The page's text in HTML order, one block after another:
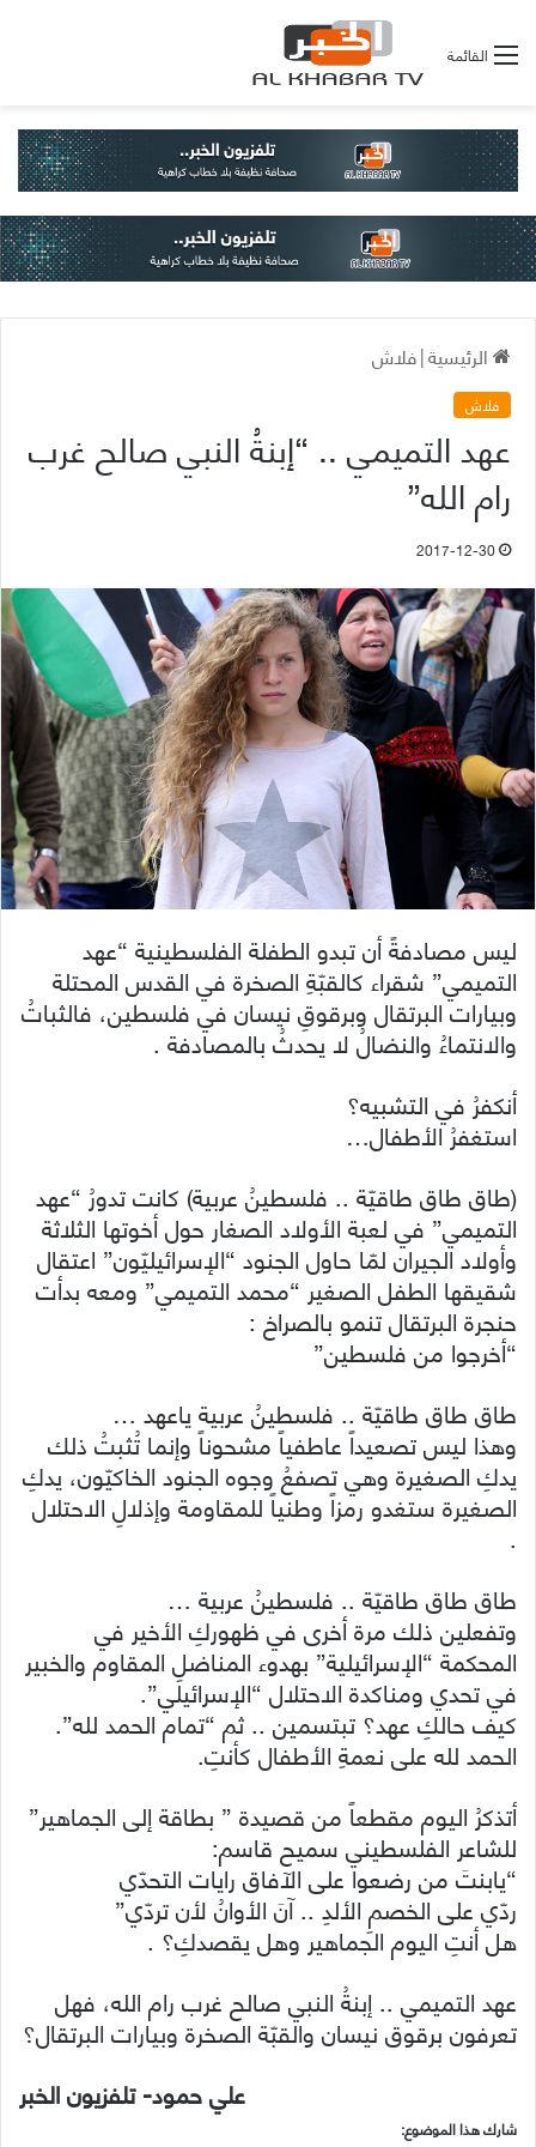
القائمة
الرئيسية|فلاش
فلاش
عهد التميمي .. “إبنةُ النبي صالح غرب
رام الله”
2017-12-30
ليس مصادفةً أن تبدو الطفلة الفلسطينية “عهد
التميمي” شقراء كالقبّةِ الصخرة في القدس المحتلة
وبيارات البرتقال وبرقوقِ نيسان في فلسطين، فالثباتُ
والانتماءُ والنضالُ لا يحدثُ بالمصادفة .
أنكفرُ في التشبيه؟
استغفرُ الأطفال…
(طاق طاق طاقيّة .. فلسطينُ عربية) كانت تدورُ “عهد
التميمي” في لعبة الأولاد الصغار حول أخوتها الثلاثة
وأولاد الجيران لمّا حاول الجنود “الإسرائيليّون” اعتقال
شقيقها الطفل الصغير “محمد التميمي” ومعه بدأت
حنجرة البرتقال تنمو بالصراخ :
“أخرجوا من فلسطين”
طاق طاق طاقيّة .. فلسطينُ عربية ياعهد …
وهذا ليس تصعيداً عاطفياً مشحوناً وإنما تُثبتُ ذلك
يدكِ الصغيرة وهي تصفعُ وجوه الجنود الخاكيّون، يدكِ
الصغيرة ستغدو رمزاً وطنياً للمقاومة وإذلالِ الاحتلال
.
طاق طاق طاقيّة .. فلسطينُ عربية …
وتفعلين ذلك مرة أخرى في ظهوركِ الأخير في
المحكمة “الإسرائيلية” بهدوء المناضلِ المقاوم والخبير
في تحدي ومناكدة الاحتلال “الإسرائيلي”.
كيف حالكِ عهد؟ تبتسمين .. ثم “تمام الحمد لله”.
الحمد لله على نعمةِ الأطفال كأنتِ.
أتذكرُ اليوم مقطعاً من قصيدة ” بطاقة إلى الجماهير”
للشاعر الفلسطيني سميح قاسم:
“يابنتَ من رضعوا على الآفاق رايات التحدّي
ردّي على الخصمِ الألدِ .. آنَ الأوانُ لأن تردّي”
هل أنتِ اليوم الجماهير وهل يقصدكِ؟ .
عهد التميمي .. إبنةُ النبي صالح غرب رام الله، فهل
تعرفون برقوق نيسان والقبّة الصخرة وبيارات البرتقال؟
علي حمود- تلفزيون الخبر
شارك هذا الموضوع: